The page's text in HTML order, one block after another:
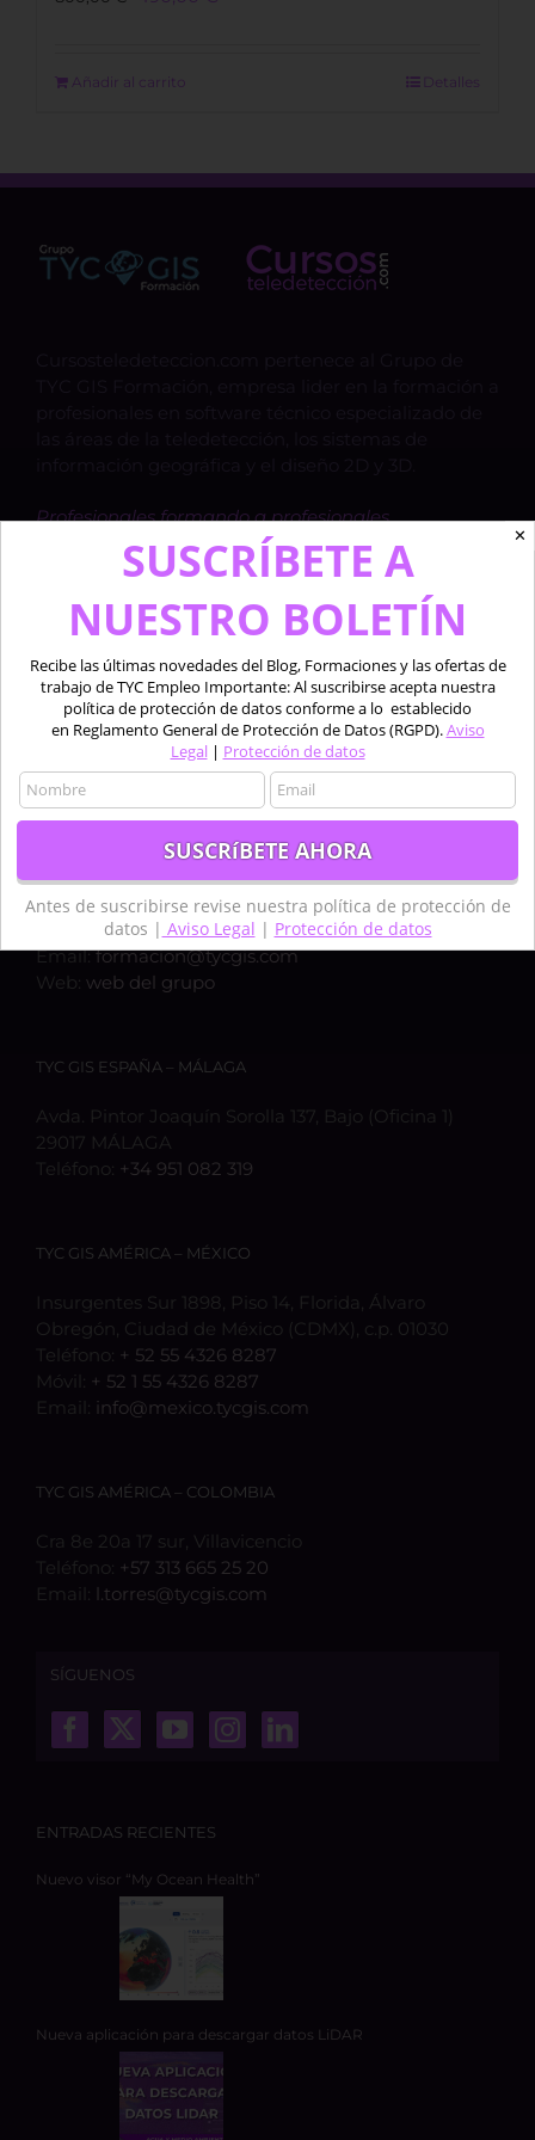
800,00 €.
Añadir al carrito Detalles
Profesionales formando a profesionales.
TYC GIS ESPAÑA – MADRID
Calle Bravo Murillo 50, 1ºC,
28003, MADRID
Teléfono:+34 910 325 482
+34 635 619 882
Email:formacion@tycgis.com
Web: web del grupo
TYC GIS ESPAÑA – MÁLAGA
Avda. Pintor Joaquín Sorolla 137, Bajo (Oficina 1)
29017 MÁLAGA
Teléfono: +34 951 082 319
TYC GIS AMÉRICA – MÉXICO
Insurgentes Sur 1898, Piso 14, Florida, Álvaro
Obregón, Ciudad de México (CDMX), c.p. 01030
Teléfono: + 52 55 4326 8287
Móvil: + 52 1 55 4326 8287
Email: info@mexico.tycgis.com
TYC GIS AMÉRICA – COLOMBIA
Cra 8e 20a 17 sur, Villavicencio
Teléfono: +57 313 665 25 20
Email: l.torres@tycgis.com
SÍGUENOS
ENTRADAS RECIENTES
Nuevo visor “My Ocean Health”
Nueva aplicación para descargar datos LiDAR
✕
SUSCRÍBETE A
NUESTRO BOLETÍN
Recibe las últimas novedades del Blog, Formaciones y las ofertas de
trabajo de TYC Empleo Importante: Al suscribirse acepta nuestra
política de protección de datos conforme a lo establecido
en Reglamento General de Protección de Datos (RGPD).Aviso
Legal| Protección de datos
Antes de suscribirse revise nuestra política de protección de
datos | Aviso Legal | Protección de datos